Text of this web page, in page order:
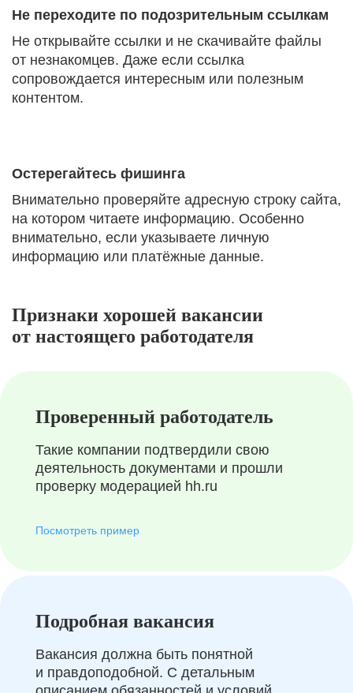
Не переходите по подозрительным ссылкам
Не открывайте ссылки и не скачивайте файлы
от незнакомцев. Даже если ссылка
сопровождается интересным или полезным
контентом.
Остерегайтесь фишинга
Внимательно проверяйте адресную строку сайта,
на котором читаете информацию. Особенно
внимательно, если указываете личную
информацию или платёжные данные.
Признаки хорошей вакансии
от настоящего работодателя
Проверенный работодатель
Такие компании подтвердили свою
деятельность документами и прошли
проверку модерацией hh.ru
Посмотреть пример
Подробная вакансия
Вакансия должна быть понятной
и правдоподобной. С детальным